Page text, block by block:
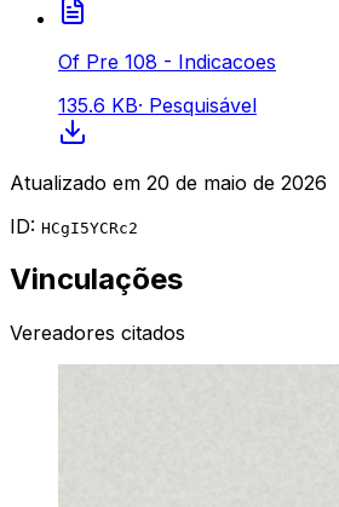
Of Pre 108 - Indicacoes
135.6 KB· Pesquisável
Atualizado em 20 de maio de 2026
ID: HCgI5YCRc2
Vinculações
Vereadores citados